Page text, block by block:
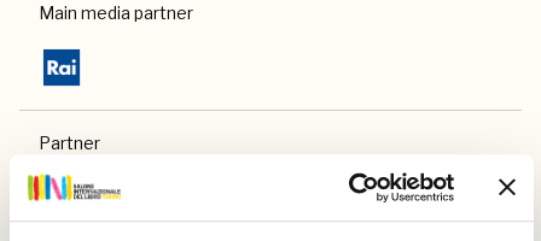
Main media partner
Partner